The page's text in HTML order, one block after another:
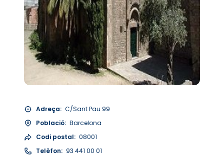
Adreça: C/Sant Pau 99
Població: Barcelona
Codi postal: 08001
Telèfon: 93 441 00 01